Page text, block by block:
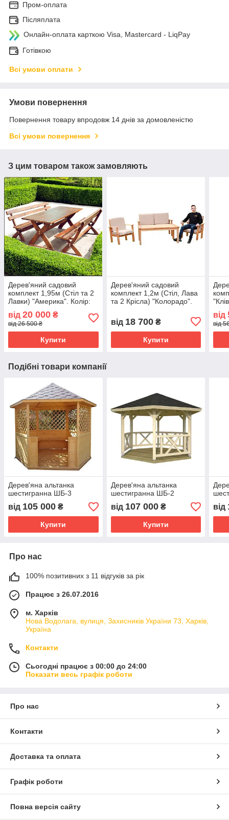
Пром-оплата
Післяплата
Онлайн-оплата карткою Visa, Mastercard - LiqPay
Готівкою
Всі умови оплати
Умови повернення
Повернення товару впродовж 14 днів за домовленістю
Всі умови повернення
З цим товаром також замовляють
Дерев'яний садовий
комплект 1,95м (Стіл та 2
Лавки) "Америка". Колір:
від 20 000 ₴
від 26 500 ₴
Купити
Дерев'яний садовий
комплект 1,2м (Стіл, Лава
та 2 Крісла) "Колорадо".
від 18 700₴
Купити
від
від
Подібні товари компанії
Дерев'яна альтанка
шестигранна ШБ-3
від 105 000 ₴
Купити
Дерев'яна альтанка
шестигранна ШБ-2
від 107 000₴
Купити
від
Про нас
100% позитивних з 11 відгуків за рік
Працює з 26.07.2016
м. Харків
Нова Водолага, вулиця, Захисників України 73, Харків,
Україна
Контакти
Сьогодні працює з 00:00 до 24:00
Показати весь графік роботи
Про нас
Контакти
Доставка та оплата
Графік роботи
Повна версія сайту